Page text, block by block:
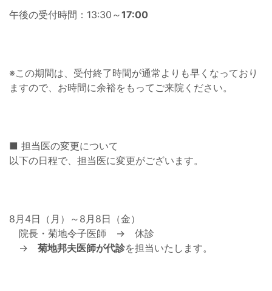
午後の受付時間：13:30～17:00
※この期間は、受付終了時間が通常よりも早くなっており
ますので、お時間に余裕をもってご来院ください。
■ 担当医の変更について
以下の日程で、担当医に変更がございます。
8月4日（月）～8月8日（金）
院長・菊地令子医師 → 休診
→ 菊地邦夫医師が代診を担当いたします。